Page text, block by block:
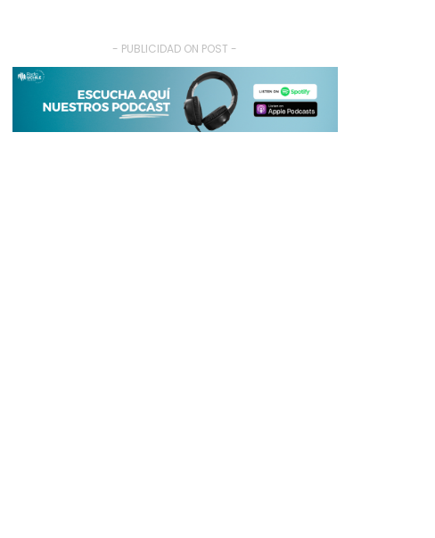
- PUBLICIDAD ON POST -